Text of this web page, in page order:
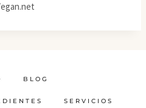
BLOG
SERVICIOS